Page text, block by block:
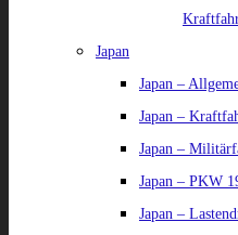
Japan
Japan –
Japan –
Japan –
Japan – PKW
Japan –